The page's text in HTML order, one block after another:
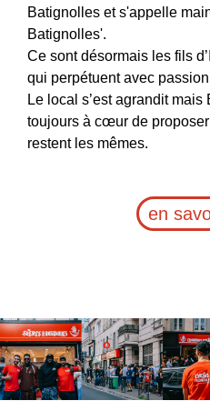
Batignolles et s'appelle
Batignolles'.
Ce sont désormais les fils
qui perpétuent avec
Le local s’est agrandit mais
toujours à cœur de
restent les mêmes.
en